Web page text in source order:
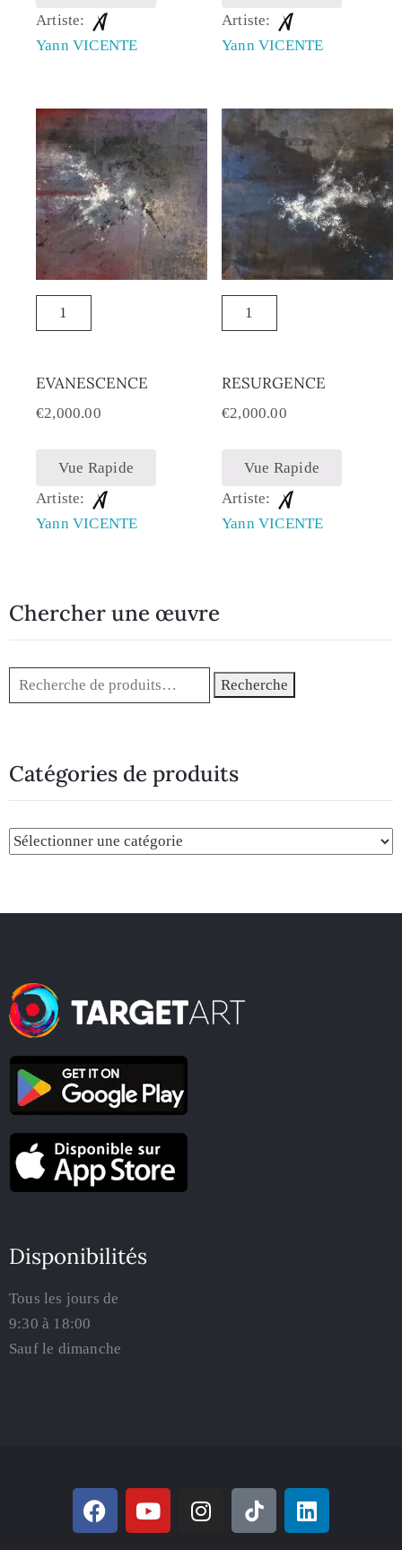
Artiste:
Yann VICENTE
Artiste:
Yann VICENTE
EVANESCENCE
€2,000.00
Vue Rapide
Artiste:
Yann VICENTE
RESURGENCE
€2,000.00
Vue Rapide
Artiste:
Yann VICENTE
Chercher une œuvre
Recherche
Catégories de produits
Disponibilités
Tous les jours de
9:30 à 18:00
Sauf le dimanche